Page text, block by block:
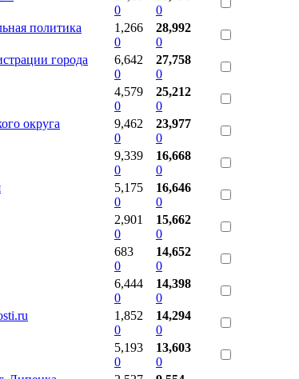
0
0
политика
1,266
0
28,992
0
города
6,642
0
27,758
0
4,579
0
25,212
0
округа
9,462
0
23,977
0
9,339
0
16,668
0
5,175
0
16,646
0
2,901
0
15,662
0
683
0
14,652
0
6,444
0
14,398
0
1,852
0
14,294
0
5,193
0
13,603
0